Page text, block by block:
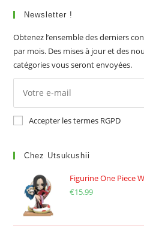
Newsletter !
Obtenez l’ensemble des derniers
par mois. Des mises à jour et des
catégories vous seront envoyées.
Accepter les termes RGPD
Chez Utsukushii
Figurine One Piece
€15.99